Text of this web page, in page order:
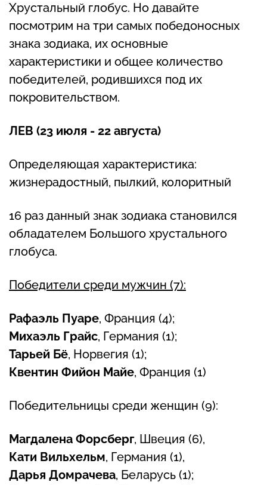
Хрустальный глобус. Но давайте
посмотрим на три самых победоносных
знака зодиака, их основные
характеристики и общее количество
победителей, родившихся под их
покровительством.
ЛЕВ (23 июля - 22 августа)
Определяющая характеристика:
жизнерадостный, пылкий, колоритный
16 раз данный знак зодиака становился
обладателем Большого хрустального
глобуса.
Победители среди мужчин (7):
Рафаэль Пуаре, Франция (4);
Михаэль Грайс, Германия (1);
Тарьей Бё, Норвегия (1);
Квентин Фийон Майе, Франция (1)
Победительницы среди женщин (9):
Магдалена Форсберг, Швеция (6),
Кати Вильхельм, Германия (1),
Дарья Домрачева, Беларусь (1);